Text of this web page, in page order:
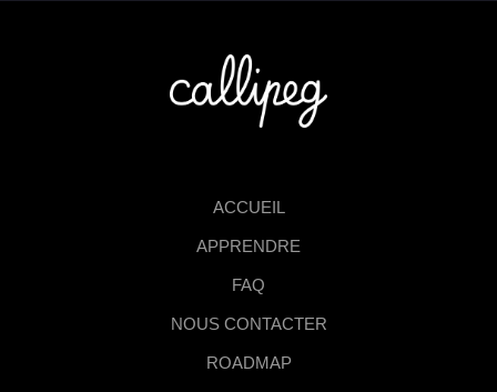
ACCUEIL
APPRENDRE
FAQ
NOUS CONTACTER
ROADMAP